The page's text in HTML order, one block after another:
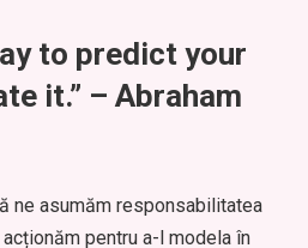
to predict your
it.” – Abraham
ne asumăm responsabilitatea
pentru a-l modela în